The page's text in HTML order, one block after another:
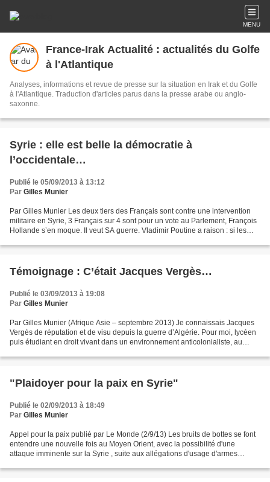
MENU
France-Irak Actualité : actualités du Golfe
à l'Atlantique
Analyses, informations et revue de presse sur la situation en Irak et du Golfe
à l'Atlantique. Traduction d'articles parus dans la presse arabe ou anglo-
saxonne.
Syrie : elle est belle la démocratie à
l’occidentale…
Publié le 05/09/2013 à 13:12
Par Gilles Munier
Par Gilles Munier Les deux tiers des Français sont contre une intervention
militaire en Syrie, 3 Français sur 4 sont pour un vote au Parlement, François
Hollande s’en moque. Il veut SA guerre. Vladimir Poutine a raison : si les
Témoignage : C’était Jacques Vergès…
Publié le 03/09/2013 à 19:08
Par Gilles Munier
Par Gilles Munier (Afrique Asie – septembre 2013) Je connaissais Jacques
Vergès de réputation et de visu depuis la guerre d’Algérie. Pour moi, lycéen
puis étudiant en droit vivant dans un environnement anticolonialiste, au
"Plaidoyer pour la paix en Syrie"
Publié le 02/09/2013 à 18:49
Par Gilles Munier
Appel pour la paix publié par Le Monde (2/9/13) Les bruits de bottes se font
entendre une nouvelle fois au Moyen Orient, avec la possibilité d'une
attaque imminente sur la Syrie , suite aux allégations d'usage d'armes